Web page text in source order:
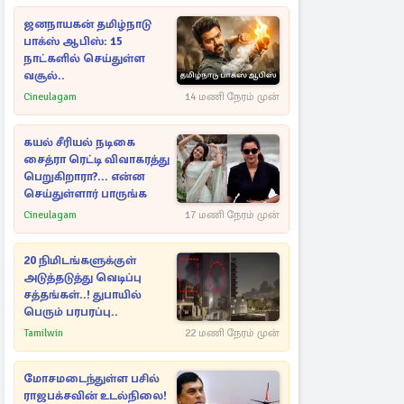
ஜனநாயகன் தமிழ்நாடு
பாக்ஸ் ஆபிஸ்: 15
நாட்களில் செய்துள்ள
வசூல்..
Cineulagam 14 மணி நேரம் முன்
கயல் சீரியல் நடிகை
சைத்ரா ரெட்டி விவாகரத்து
பெறுகிறாரா?... என்ன
செய்துள்ளார் பாருங்க
Cineulagam 17 மணி நேரம் முன்
20 நிமிடங்களுக்குள்
அடுத்தடுத்து வெடிப்பு
சத்தங்கள்..! துபாயில்
பெரும் பரபரப்பு..
Tamilwin 22 மணி நேரம் முன்
மோசமடைந்துள்ள பசில்
ராஜபக்சவின் உடல்நிலை!